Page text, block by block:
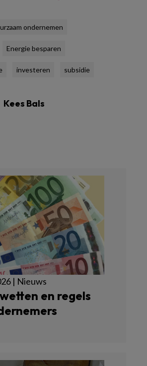
ondernemen
Energie besparen
investeren subsidie
Kees Bals
| Nieuws
en regels